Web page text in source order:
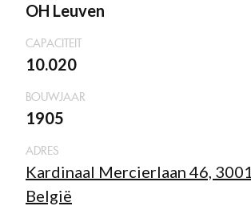
OH Leuven
CAPACITEIT
10.020
BOUWJAAR
1905
ADRES
Kardinaal Mercierlaan 46,
België